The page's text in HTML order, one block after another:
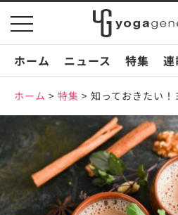
toggle
navigation
ホーム
ニュース 特集 連
ホーム > 特集 > 知っておきたい